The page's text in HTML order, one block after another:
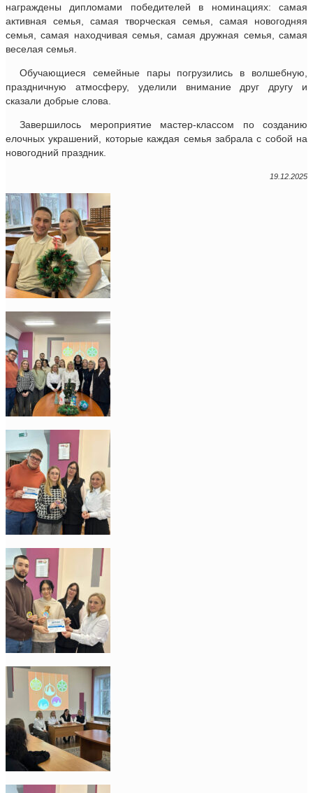
награждены дипломами победителей в номинациях: самая
активная семья, самая творческая семья, самая новогодняя
семья, самая находчивая семья, самая дружная семья, самая
веселая семья.
Обучающиеся семейные пары погрузились в волшебную,
праздничную атмосферу, уделили внимание друг другу и
сказали добрые слова.
Завершилось мероприятие мастер-классом по созданию
елочных украшений, которые каждая семья забрала с собой на
новогодний праздник.
19.12.2025